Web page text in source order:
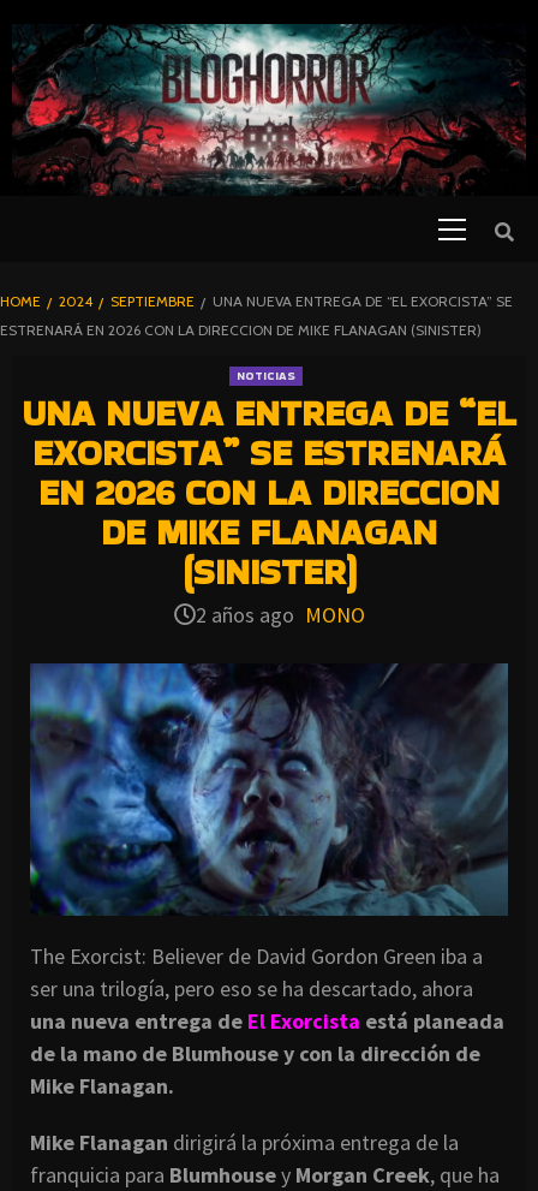
TO
CONTENT
BLOGHORROR
⋆
HOME 2024 SEPTIEMBRE
UNA NUEVA ENTREGA DE “EL EXORCISTA” SE
ESTRENARÁ EN 2026 CON LA DIRECCION DE MIKE FLANAGAN (SINISTER)
NOTICIAS
UNA NUEVA ENTREGA DE “EL
EXORCISTA” SE ESTRENARÁ
EN 2026 CON LA DIRECCION
DE MIKE FLANAGAN
(SINISTER)
2 años ago MONO
The Exorcist: Believer de David Gordon Green iba a
ser una trilogía, pero eso se ha descartado, ahora
una nueva entrega de El Exorcista está planeada
de la mano de Blumhouse y con la dirección de
Mike Flanagan.
Mike Flanagan dirigirá la próxima entrega de la
franquicia para Blumhousey Morgan Creek, que ha